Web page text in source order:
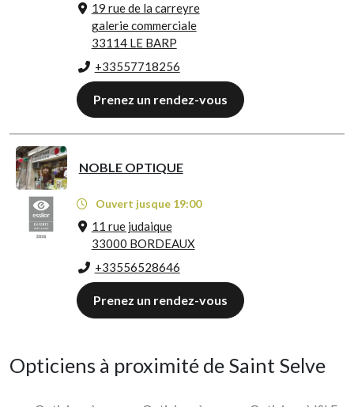
19 rue de la carreyre
galerie commerciale
33114 LE BARP
+33557718256
Prenez un rendez-vous
NOBLE OPTIQUE
Ouvert jusque 19:00
11 rue judaique
33000 BORDEAUX
+33556528646
Prenez un rendez-vous
Opticiens à proximité de Saint Selve